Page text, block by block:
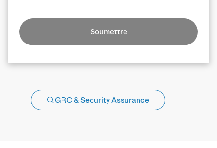
Soumettre
GRC & Security Assurance